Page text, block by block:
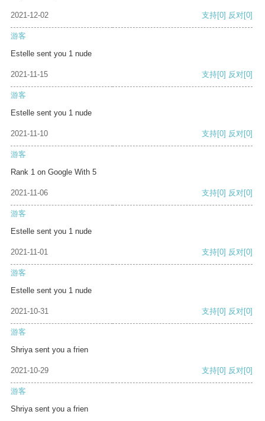
2021-12-02 支持[0] 反对[0]
游客
Estelle sent you 1 nude
2021-11-15 支持[0] 反对[0]
游客
Estelle sent you 1 nude
2021-11-10 支持[0] 反对[0]
游客
Rank 1 on Google With 5
2021-11-06 支持[0] 反对[0]
游客
Estelle sent you 1 nude
2021-11-01 支持[0] 反对[0]
游客
Estelle sent you 1 nude
2021-10-31 支持[0] 反对[0]
游客
Shriya sent you a frien
2021-10-29 支持[0] 反对[0]
游客
Shriya sent you a frien